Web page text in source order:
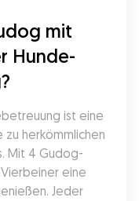
mit
Hunde-
ist eine
herkömmlichen
Mit 4 Gudog-
eine
Jeder